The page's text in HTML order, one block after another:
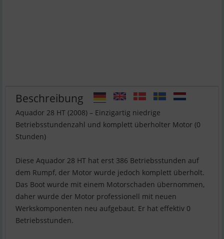
Beschreibung
Aquador 28 HT (2008) – Einzigartig niedrige
Betriebsstundenzahl und komplett überholter Motor (0
Stunden)
Diese Aquador 28 HT hat erst 386 Betriebsstunden auf
dem Rumpf, der Motor wurde jedoch komplett überholt.
Das Boot wurde mit einem Motorschaden übernommen,
daher wurde der Motor professionell mit neuen
Werkskomponenten neu aufgebaut. Er hat effektiv 0
Betriebsstunden.